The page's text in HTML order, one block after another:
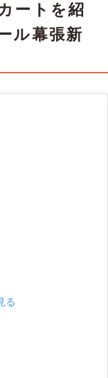
ートを紹
ル幕張新
る